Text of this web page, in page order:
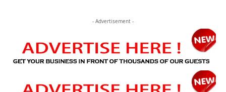
- Advertisement -